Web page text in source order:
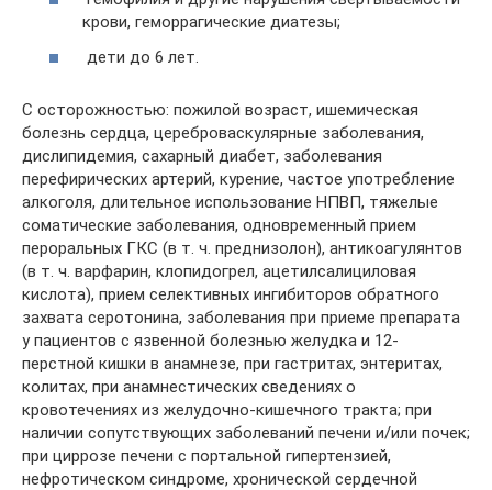
крови, геморрагические диатезы;
дети до 6 лет.
С осторожностью: пожилой возраст, ишемическая
болезнь сердца, цереброваскулярные заболевания,
дислипидемия, сахарный диабет, заболевания
перефирических артерий, курение, частое употребление
алкоголя, длительное использование НПВП, тяжелые
соматические заболевания, одновременный прием
пероральных ГКС (в т. ч. преднизолон), антикоагулянтов
(в т. ч. варфарин, клопидогрел, ацетилсалициловая
кислота), прием селективных ингибиторов обратного
захвата серотонина, заболевания при приеме препарата
у пациентов с язвенной болезнью желудка и 12-
перстной кишки в анамнезе, при гастритах, энтеритах,
колитах, при анамнестических сведениях о
кровотечениях из желудочно-кишечного тракта; при
наличии сопутствующих заболеваний печени и/или почек;
при циррозе печени с портальной гипертензией,
нефротическом синдроме, хронической сердечной